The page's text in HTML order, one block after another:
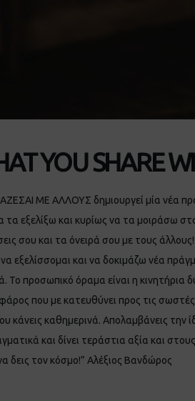
YOU SHARE
ΜΕ ΑΛΛΟΥΣ δημιουργεί μία νέα
τα εξελίξω και κυρίως να τα μοιράσω
σου και τα όνειρά σου με τους
εξελίσσομαι και να δοκιμάζω νέα
Το προσωπικό όραμα είναι η
που με κατευθύνει προς τις
κάνεις καθημερινά. Απολαμβάνεις την
και δίνει τεράστια αξία και
δεις τον κόσμο!” Αλέξιος Βανδώρος